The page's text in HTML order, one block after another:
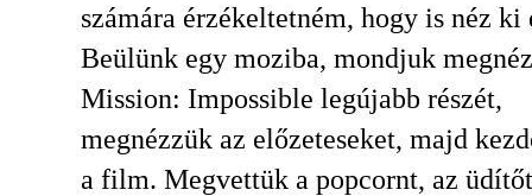
számára érzékeltetném, hogy is néz ki
Beülünk egy moziba, mondjuk
Mission: Impossible legújabb részét,
megnézzük az előzeteseket, majd
a film. Megvettük a popcornt, az